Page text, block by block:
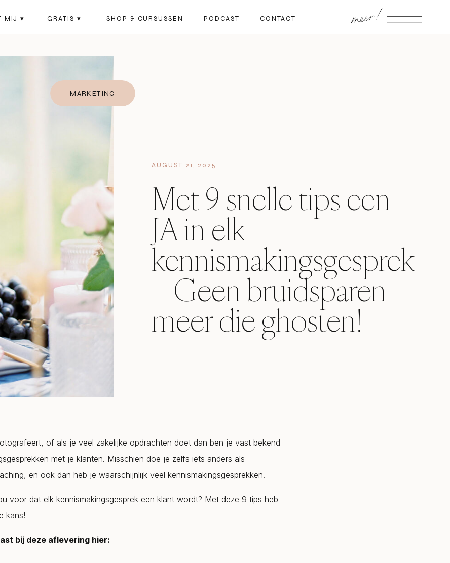
PODCAST meer!
CONTACT
MIJ ▾ GRATIS ▾ SHOP & CURSUSSEN
Met 9 snelle tips een
JA in elk
kennismakingsgesprek
– Geen bruidsparen
meer die ghosten!
AUGUST 21, 2025
MARKETING
of als je veel zakelijke opdrachten doet dan ben je vast bekend
met je klanten. Misschien doe je zelfs iets anders als
en ook dan heb je waarschijnlijk veel kennismakingsgesprekken.
voor dat elk kennismakingsgesprek een klant wordt? Met deze 9 tips heb
kans!
bij deze aflevering hier: